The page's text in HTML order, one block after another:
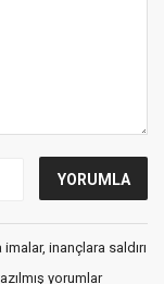
inançlara saldırı
yorumlar